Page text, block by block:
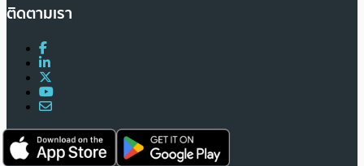
ติดตามเรา